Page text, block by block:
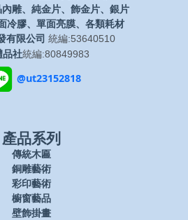
雕、純金片、飾金片、銀片
冷膠、單面亮膜、各類耗材
有限公司 統編:53640510
品社統編:80849983
@ut23152818
產品系列
傳統木匾
銅雕藝術
彩印藝術
櫥窗藝品
壁飾掛畫